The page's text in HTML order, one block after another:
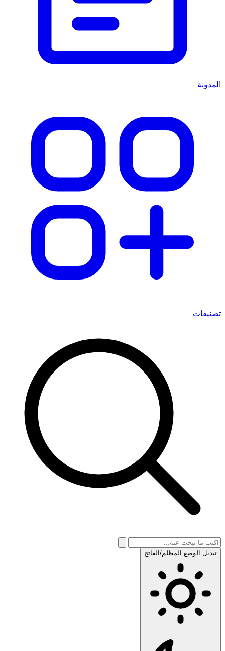
المدونة
تصنيفات
تبديل الوضع المظلم/الفاتح